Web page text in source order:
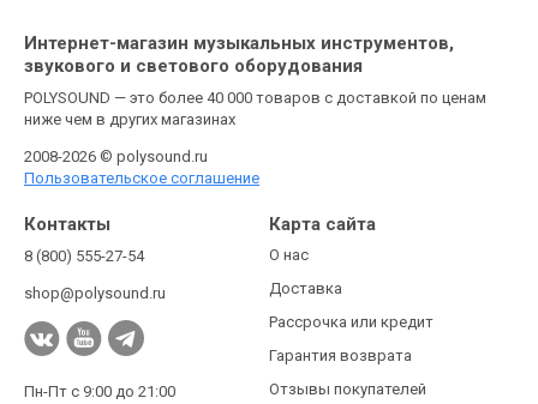
Интернет-магазин музыкальных инструментов,
звукового и светового оборудования
POLYSOUND — это более 40 000 товаров с доставкой по ценам
ниже чем в других магазинах
2008-2026 © polysound.ru
Пользовательское соглашение
Контакты
8 (800) 555-27-54
shop@polysound.ru
Пн-Пт с 9:00 до 21:00
Карта сайта
О нас
Доставка
Рассрочка или кредит
Гарантия возврата
Отзывы покупателей